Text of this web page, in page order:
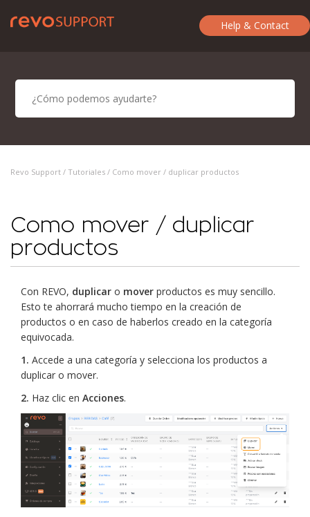
Help & Contact
Revo Support / Tutoriales / Como mover / duplicar productos
Como mover / duplicar
productos
Con REVO, duplicar o mover productos es muy sencillo.
Esto te ahorrará mucho tiempo en la creación de
productos o en caso de haberlos creado en la categoría
equivocada.
1. Accede a una categoría y selecciona los productos a
duplicar o mover.
2. Haz clic en Acciones.